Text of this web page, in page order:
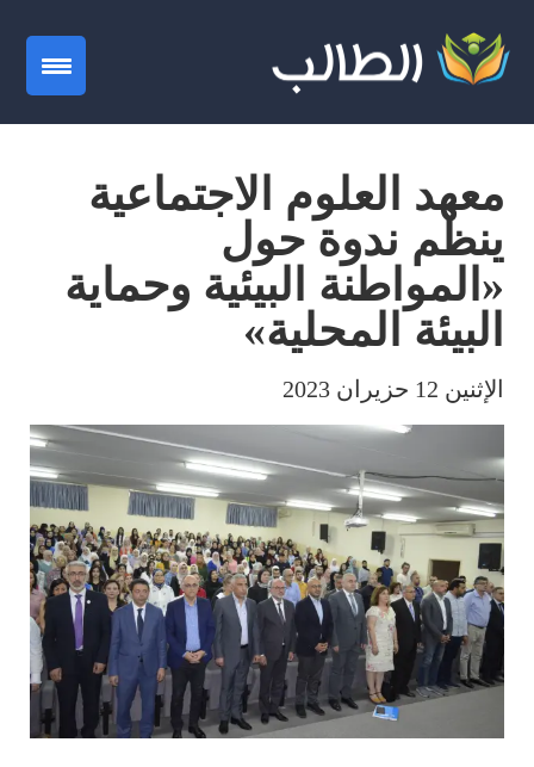
معهد العلوم الاجتماعية
ينظم ندوة حول
«المواطنة البيئية وحماية
البيئة المحلية»
الإثنين 12 حزيران 2023